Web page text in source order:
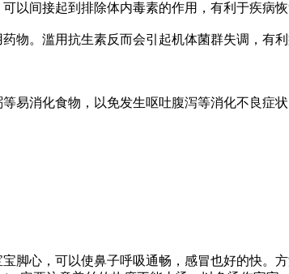
间接起到排除体内毒素的作用，有利于疾病恢
。滥用抗生素反而会引起机体菌群失调，有利
消化食物，以免发生呕吐腹泻等消化不良症状
心，可以使鼻子呼吸通畅，感冒也好的快。